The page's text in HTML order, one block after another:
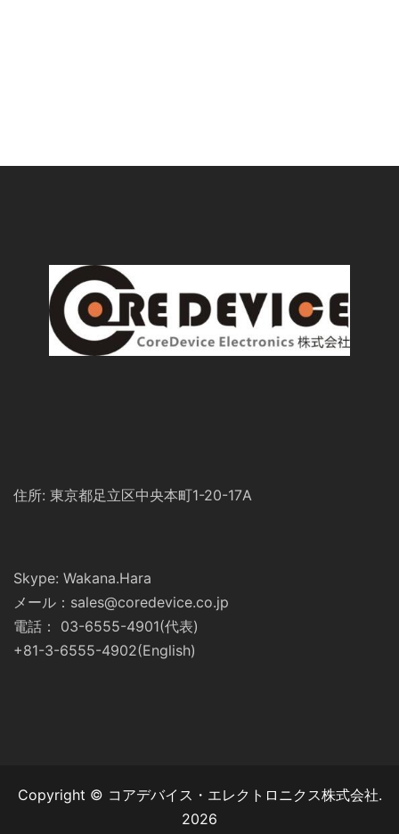
住所: 東京都足立区中央本町1-20-17A
Skype: Wakana.Hara
メール：sales@coredevice.co.jp
電話： 03-6555-4901(代表)
+81-3-6555-4902(English)
Copyright © コアデバイス・エレクトロニクス株式会社.
2026